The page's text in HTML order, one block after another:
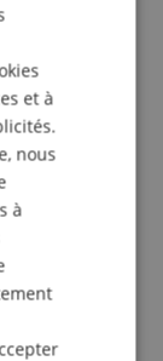
€
+
(FR)
SPANISH
et à
nous
à